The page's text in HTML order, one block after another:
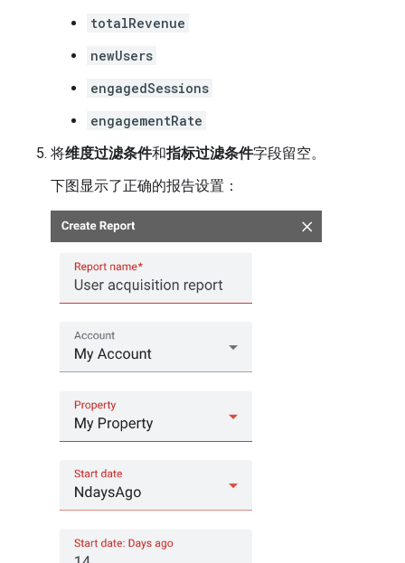
totalRevenue
newUsers
engagedSessions
engagementRate
将维度过滤条件和指标过滤条件字段留空。
下图显示了正确的报告设置：